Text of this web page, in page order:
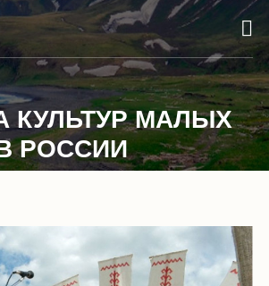
КУЛЬТУР МАЛЫХ
РОССИИ